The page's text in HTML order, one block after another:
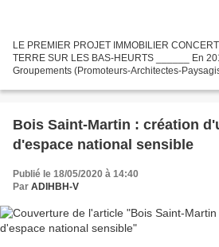
LE PREMIER PROJET IMMOBILIER
TERRE SUR LES BAS-HEURTS ______ En
Groupements (Promoteurs-Architectes-
Bois Saint-Martin : création
d'espace national sensible
Publié le 18/05/2020 à 14:40
Par ADIHBH-V